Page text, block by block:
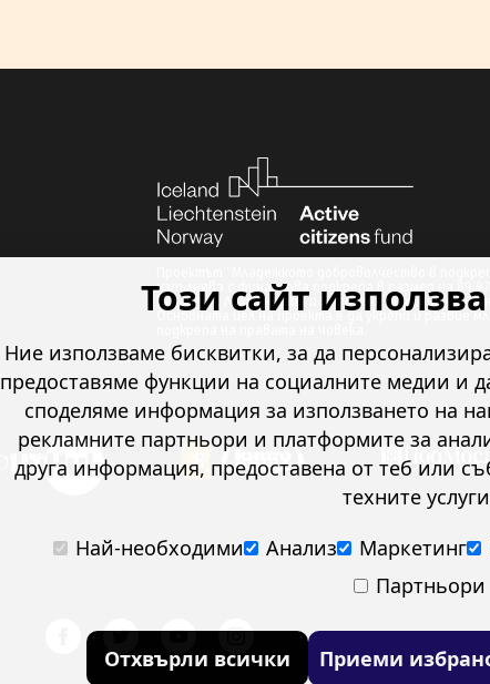
изпълнява с финансова подкрепа в размер на 89
Исландия, Лихтенщайн и Норвегия по линия на
Основната цел на проекта е да укрепи и развие
Този сайт
Ние използваме бисквитки, за да
предоставяме функции на социалните медии и
споделяме информация за използването на
рекламните партньори и платформите за
друга информация, предоставена от теб или
техните
Най-необходими
Анализ Маркетинг
Партньори
Отхвърли всички Приеми